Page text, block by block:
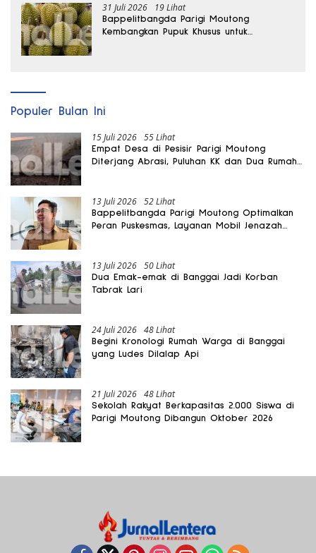
31 Juli 2026 19 Lihat
Bappelitbangda Parigi Moutong
Kembangkan Pupuk Khusus untuk
Populer Bulan Ini
15 Juli 2026 55 Lihat
Empat Desa di Pesisir Parigi Moutong
Diterjang Abrasi, Puluhan KK dan Dua Rumah
13 Juli 2026 52 Lihat
Bappelitbangda Parigi Moutong Optimalkan
Peran Puskesmas, Layanan Mobil Jenazah
13 Juli 2026 50 Lihat
Dua Emak-emak di Banggai Jadi Korban
Tabrak Lari
24 Juli 2026 48 Lihat
Begini Kronologi Rumah Warga di Banggai
yang Ludes Dilalap Api
21 Juli 2026 48 Lihat
Sekolah Rakyat Berkapasitas 2.000 Siswa di
Parigi Moutong Dibangun Oktober 2026